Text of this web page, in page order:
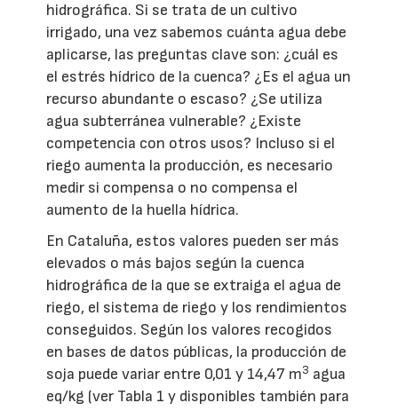
hidrográfica. Si se trata de un cultivo
irrigado, una vez sabemos cuánta agua debe
aplicarse, las preguntas clave son: ¿cuál es
el estrés hídrico de la cuenca? ¿Es el agua un
recurso abundante o escaso? ¿Se utiliza
agua subterránea vulnerable? ¿Existe
competencia con otros usos? Incluso si el
riego aumenta la producción, es necesario
medir si compensa o no compensa el
aumento de la huella hídrica.
En Cataluña, estos valores pueden ser más
elevados o más bajos según la cuenca
hidrográfica de la que se extraiga el agua de
riego, el sistema de riego y los rendimientos
conseguidos. Según los valores recogidos
en bases de datos públicas, la producción de
soja puede variar entre 0,01 y 14,47 m3 agua
eq/kg (ver Tabla 1 y disponibles también para